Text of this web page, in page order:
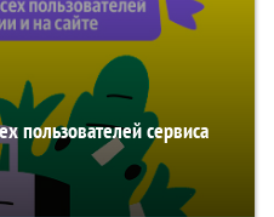
пользователей сервиса